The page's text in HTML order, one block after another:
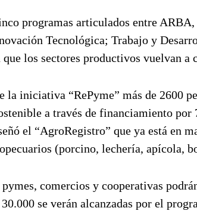
programas articulados entre
Tecnológica; Trabajo y
los sectores productivos vuelvan a
iniciativa “RePyme” más de 2600
a través de financiamiento por
el “AgroRegistro” que ya está en
(porcino, lechería, apícola,
comercios y cooperativas
se verán alcanzadas por el